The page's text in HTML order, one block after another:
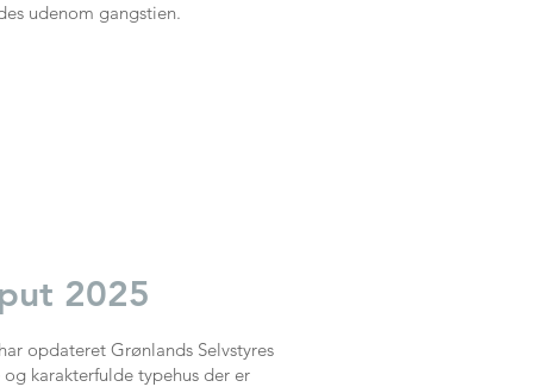
udenom gangstien.
2025
opdateret Grønlands Selvstyres
og karakterfulde typehus der er